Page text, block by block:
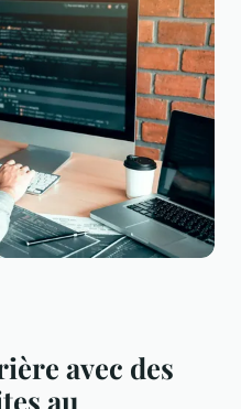
avec des
au